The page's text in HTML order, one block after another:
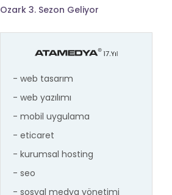
Ozark 3. Sezon Geliyor
- web tasarım
- web yazılımı
- mobil uygulama
- eticaret
- kurumsal hosting
- seo
- sosyal medya yönetimi